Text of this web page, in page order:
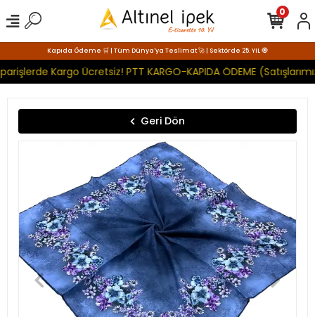
Kapıda Ödeme 🛒 | Tüm Dünya'ya Teslimat 🚀 | Sektörde 25. YIL 🧿
Kargo Ücretsiz! PTT KARGO-KAPIDA ÖDEME
0
Geri Dön